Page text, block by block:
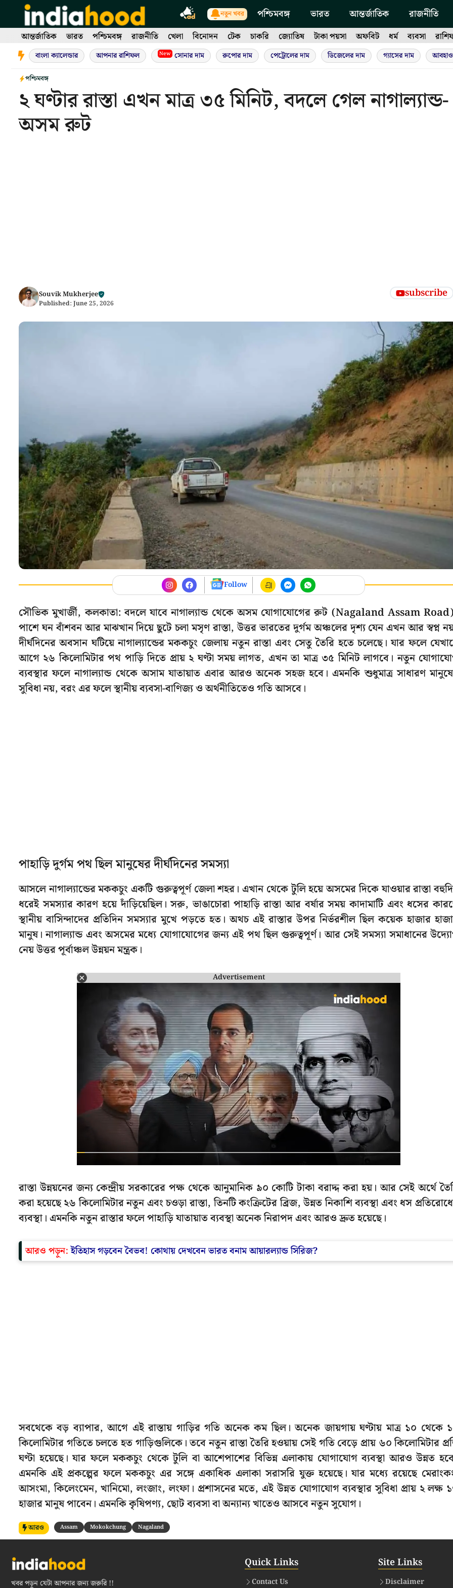
content
নতুন খবর পশ্চিমবঙ্গ ভারত আন্তর্জাতিক রাজনীতি
আন্তর্জাতিক ভারত পশ্চিমবঙ্গ রাজনীতি খেলা বিনোদন টেক চাকরি জ্যোতিষ টাকা পয়সা অফবিট ধর্ম ব্যবসা
বাংলা ক্যালেন্ডার আপনার রাশিফল New সোনার দাম রুপোর দাম পেট্রোলের দাম ডিজেলের দাম গ্যাসের দাম
পশ্চিমবঙ্গ
২ ঘণ্টার রাস্তা এখন মাত্র ৩৫ মিনিট, বদলে গেল নাগাল্যান্ড-
অসম রুট
Souvik Mukherjee
Published: June 25, 2026
subscribe
Follow
সৌভিক মুখার্জী, কলকাতা: বদলে যাবে নাগাল্যান্ড থেকে অসম যোগাযোগের রুট (Nagaland Assam
পাশে ঘন বাঁশবন আর মাঝখান দিয়ে ছুটে চলা মসৃণ রাস্তা, উত্তর ভারতের দুর্গম অঞ্চলের দৃশ্য যেন এখন আর স্বপ্ন
দীর্ঘদিনের অবসান ঘটিয়ে নাগাল্যান্ডের মককচুং জেলায় নতুন রাস্তা এবং সেতু তৈরি হতে চলেছে। যার ফলে
আগে ২৬ কিলোমিটার পথ পাড়ি দিতে প্রায় ২ ঘণ্টা সময় লাগত, এখন তা মাত্র ৩৫ মিনিট লাগবে। নতুন
ব্যবস্থার ফলে নাগাল্যান্ড থেকে অসাম যাতায়াত এবার আরও অনেক সহজ হবে। এমনকি শুধুমাত্র সাধারণ
সুবিধা নয়, বরং এর ফলে স্থানীয় ব্যবসা-বাণিজ্য ও অর্থনীতিতেও গতি আসবে।
পাহাড়ি দুর্গম পথ ছিল মানুষের দীর্ঘদিনের সমস্যা
আসলে নাগাল্যান্ডের মককচুং একটি গুরুত্বপূর্ণ জেলা শহর। এখান থেকে টুলি হয়ে অসমের দিকে যাওয়ার রাস্তা
ধরেই সমস্যার কারণ হয়ে দাঁড়িয়েছিল। সরু, ভাঙাচোরা পাহাড়ি রাস্তা আর বর্ষার সময় কাদামাটি এবং ধসের
স্থানীয় বাসিন্দাদের প্রতিদিন সমস্যার মুখে পড়তে হত। অথচ এই রাস্তার উপর নির্ভরশীল ছিল কয়েক হাজার
মানুষ। নাগাল্যান্ড এবং অসমের মধ্যে যোগাযোগের জন্য এই পথ ছিল গুরুত্বপূর্ণ। আর সেই সমস্যা সমাধানের
নেয় উত্তর পূর্বাঞ্চল উন্নয়ন মন্ত্রক।
Advertisement
রাস্তা উন্নয়নের জন্য কেন্দ্রীয় সরকারের পক্ষ থেকে আনুমানিক ৯০ কোটি টাকা বরাদ্দ করা হয়। আর সেই অর্থে
করা হয়েছে ২৬ কিলোমিটার নতুন এবং চওড়া রাস্তা, তিনটি কংক্রিটের ব্রিজ, উন্নত নিকাশি ব্যবস্থা এবং ধস
ব্যবস্থা। এমনকি নতুন রাস্তার ফলে পাহাড়ি যাতায়াত ব্যবস্থা অনেক নিরাপদ এবং আরও দ্রুত হয়েছে।
আরও পড়ুন:ইতিহাস গড়বেন বৈভব! কোথায় দেখবেন ভারত বনাম আয়ারল্যান্ড সিরিজ?
সবথেকে বড় ব্যাপার, আগে এই রাস্তায় গাড়ির গতি অনেক কম ছিল। অনেক জায়গায় ঘণ্টায় মাত্র ১০ থেকে
কিলোমিটার গতিতে চলতে হত গাড়িগুলিকে। তবে নতুন রাস্তা তৈরি হওয়ায় সেই গতি বেড়ে প্রায় ৬০ কিলোমিটার
ঘণ্টা হয়েছে। যার ফলে মককচুং থেকে টুলি বা আশেপাশের বিভিন্ন এলাকায় যোগাযোগ ব্যবস্থা আরও উন্নত
এমনকি এই প্রকল্পের ফলে মককচুং এর সঙ্গে একাধিক এলাকা সরাসরি যুক্ত হয়েছে। যার মধ্যে রয়েছে
আসংমা, কিলেংমেন, খানিমো, লংজাং, লংফা। প্রশাসনের মতে, এই উন্নত যোগাযোগ ব্যবস্থার সুবিধা প্রায় ২ লক্ষ
হাজার মানুষ পাবেন। এমনকি কৃষিপণ্য, ছোট ব্যবসা বা অন্যান্য খাতেও আসবে নতুন সুযোগ।
আরও Assam Mokokchung Nagaland
খবর পড়ুন যেটা আপনার জন্য জরুরি !!
Quick Links
Contact Us
Site Links
Disclaimer